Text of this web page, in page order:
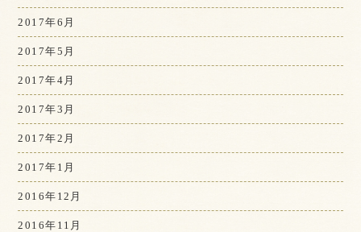
2017年6月
2017年5月
2017年4月
2017年3月
2017年2月
2017年1月
2016年12月
2016年11月